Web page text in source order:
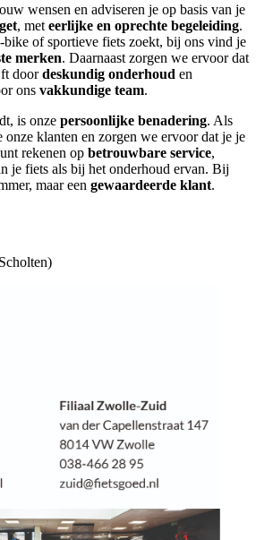
wensen en adviseren je op basis van je
, met eerlijke en oprechte begeleiding.
bike of sportieve fiets zoekt, bij ons vind je
merken. Daarnaast zorgen we ervoor dat
doordeskundig onderhoud en
ons vakkundige team.
is onze persoonlijke benadering. Als
klanten en zorgen we ervoor dat je je
rekenen op betrouwbare service,
je fiets als bij het onderhoud ervan. Bij
maar een gewaardeerde klant.